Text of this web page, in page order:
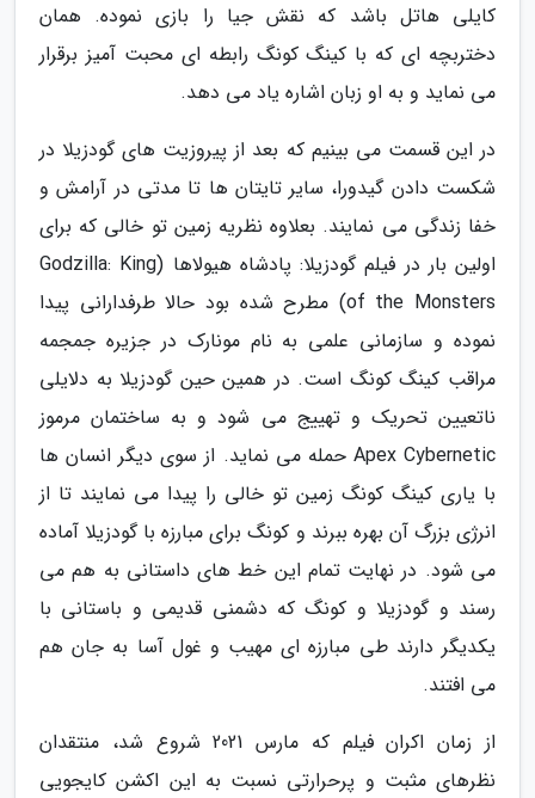
کایلی هاتل باشد که نقش جیا را بازی نموده. همان
دختربچه ای که با کینگ کونگ رابطه ای محبت آمیز برقرار
می نماید و به او زبان اشاره یاد می دهد.
در این قسمت می بینیم که بعد از پیروزیت های گودزیلا در
شکست دادن گیدورا، سایر تایتان ها تا مدتی در آرامش و
خفا زندگی می نمایند. بعلاوه نظریه زمین تو خالی که برای
اولین بار در فیلم گودزیلا: پادشاه هیولاها (Godzilla: King
of the Monsters) مطرح شده بود حالا طرفدارانی پیدا
نموده و سازمانی علمی به نام مونارک در جزیره جمجمه
مراقب کینگ کونگ است. در همین حین گودزیلا به دلایلی
ناتعیین تحریک و تهییج می شود و به ساختمان مرموز
Apex Cybernetic حمله می نماید. از سوی دیگر انسان ها
با یاری کینگ کونگ زمین تو خالی را پیدا می نمایند تا از
انرژی بزرگ آن بهره ببرند و کونگ برای مبارزه با گودزیلا آماده
می شود. در نهایت تمام این خط های داستانی به هم می
رسند و گودزیلا و کونگ که دشمنی قدیمی و باستانی با
یکدیگر دارند طی مبارزه ای مهیب و غول آسا به جان هم
می افتند.
از زمان اکران فیلم که مارس 2021 شروع شد، منتقدان
نظرهای مثبت و پرحرارتی نسبت به این اکشن کایجویی